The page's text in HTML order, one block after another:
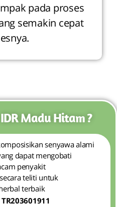
pada proses
semakin cepat
Madu Hitam ?
senyawa alami
dapat mengobati
penyakit
teliti untuk
terbaik